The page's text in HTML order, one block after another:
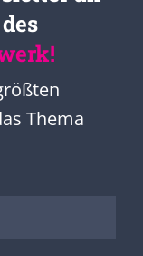
an
Thema